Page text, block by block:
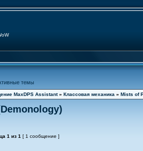
темы
MaxDPS Assistant» Классовая механика » Mists of
1 из 1 [ 1 сообщение ]